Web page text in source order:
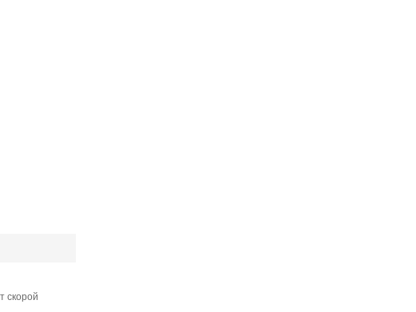
скорой